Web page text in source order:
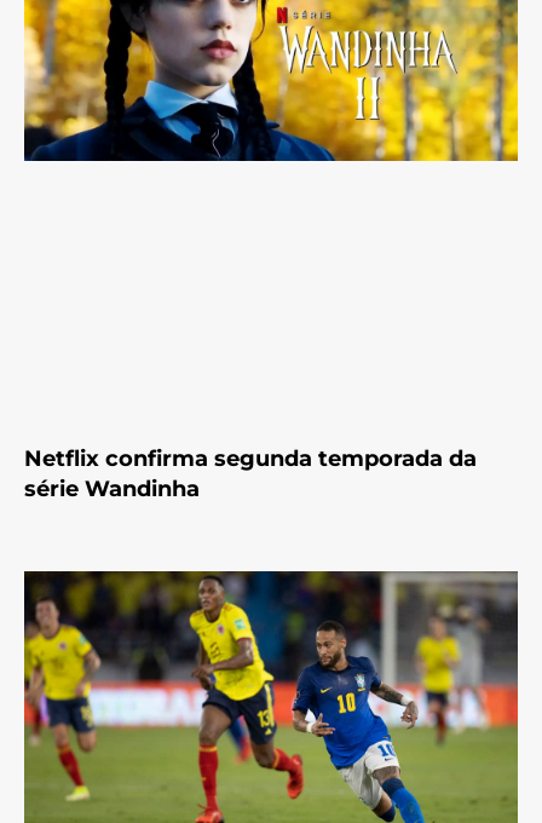
Netflix confirma segunda temporada da
série Wandinha